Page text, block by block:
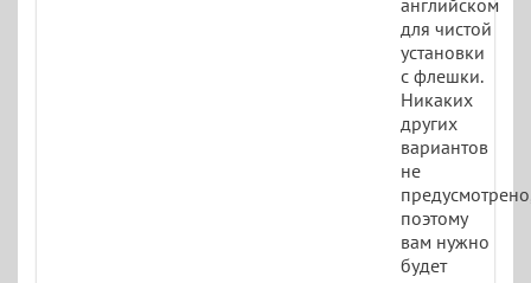
английском
для чистой
установки
с флешки.
Никаких
других
вариантов
не
предусмотрено,
поэтому
вам нужно
будет